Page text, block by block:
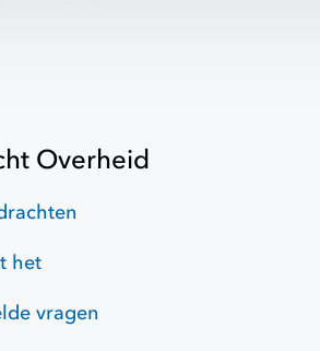
Overheid
het
vragen